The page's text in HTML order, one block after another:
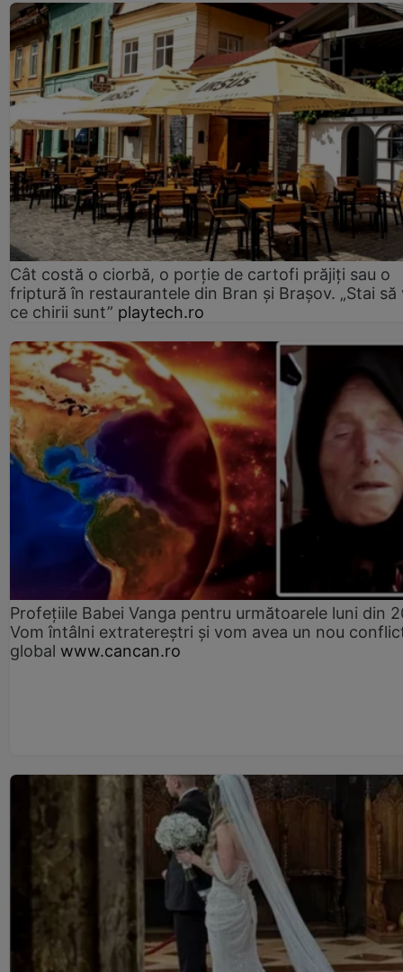
Cât costă o ciorbă, o porţie de cartofi prăjiţi sau o
friptură în restaurantele din Bran şi Braşov. „Stai să
ce chirii sunt” playtech.ro
Profețiile Babei Vanga pentru următoarele luni din
Vom întâlni extratereștri și vom avea un nou
global www.cancan.ro